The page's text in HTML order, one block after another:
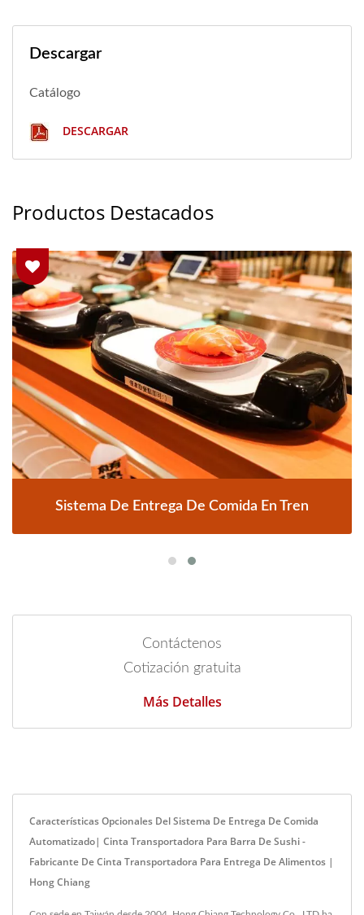
Descargar
Catálogo
DESCARGAR
Productos Destacados
Sistema De Entrega De Comida En Tren
Contáctenos
Cotización gratuita
Más Detalles
Características Opcionales Del Sistema De Entrega De Comida
Automatizado| Cinta Transportadora Para Barra De Sushi -
Fabricante De Cinta Transportadora Para Entrega De Alimentos |
Hong Chiang